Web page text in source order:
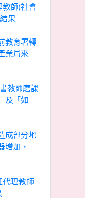
教師(社會
果
教育署轉
業局來
教師磨課
及「如
成部分地
增加，
代理教師